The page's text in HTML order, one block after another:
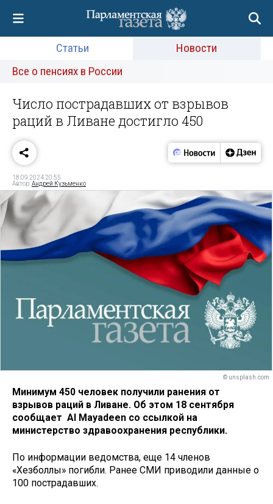
Статьи
Новости
Все о пенсиях в России
Число пострадавших от взрывов
раций в Ливане достигло 450
18.09.2024 20:55
Автор:Андрей Кузьменко
© unsplash.com
Минимум 450 человек получили ранения от
взрывов раций в Ливане. Об этом 18 сентября
сообщает Al Mayadeen со ссылкой на
министерство здравоохранения республики.
По информации ведомства, еще 14 членов
«Хезболлы» погибли. Ранее СМИ приводили данные о
100 пострадавших.